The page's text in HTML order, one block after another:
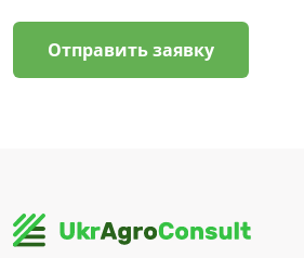
Отправить заявку